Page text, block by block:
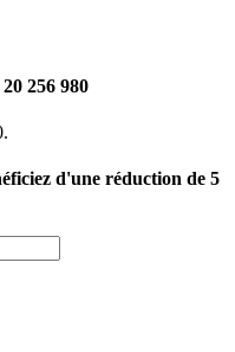
256 980
d'une réduction de 5